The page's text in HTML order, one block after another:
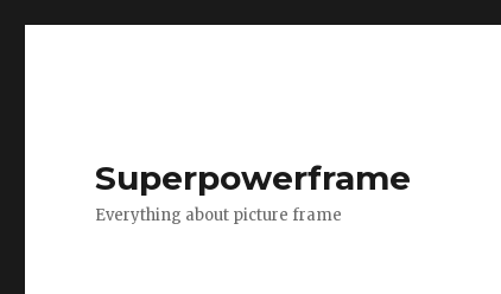
Superpowerframe
Everything about picture frame